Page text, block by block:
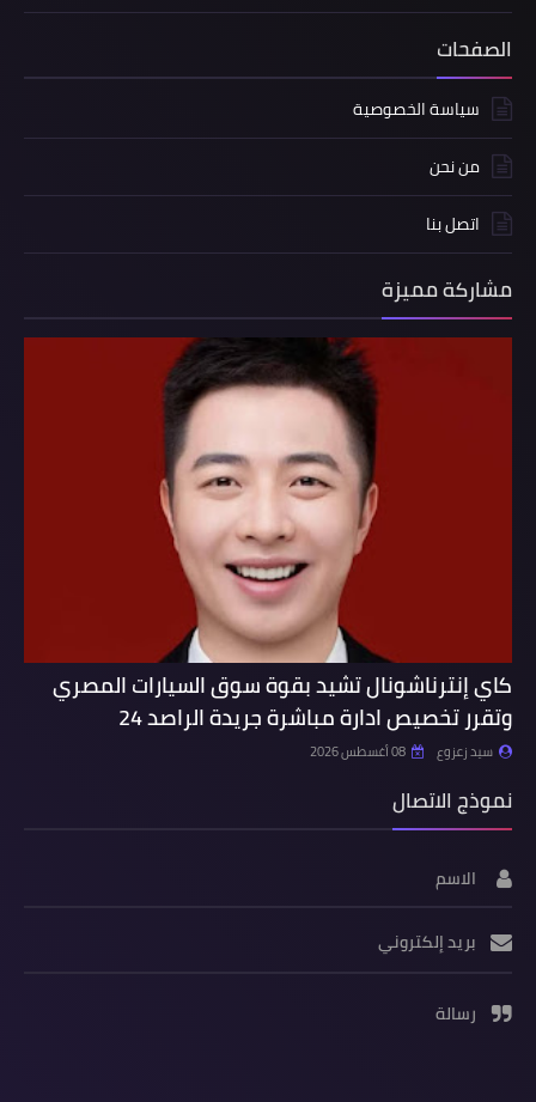
الصفحات
سياسة الخصوصية
من نحن
اتصل بنا
مشاركة مميزة
كاي إنترناشونال تشيد بقوة سوق السيارات المصري
وتقرر تخصيص ادارة مباشرة جريدة الراصد 24
سيد زعزوع 08 أغسطس 2026
نموذج الاتصال
الاسم
بريد إلكتروني
رسالة